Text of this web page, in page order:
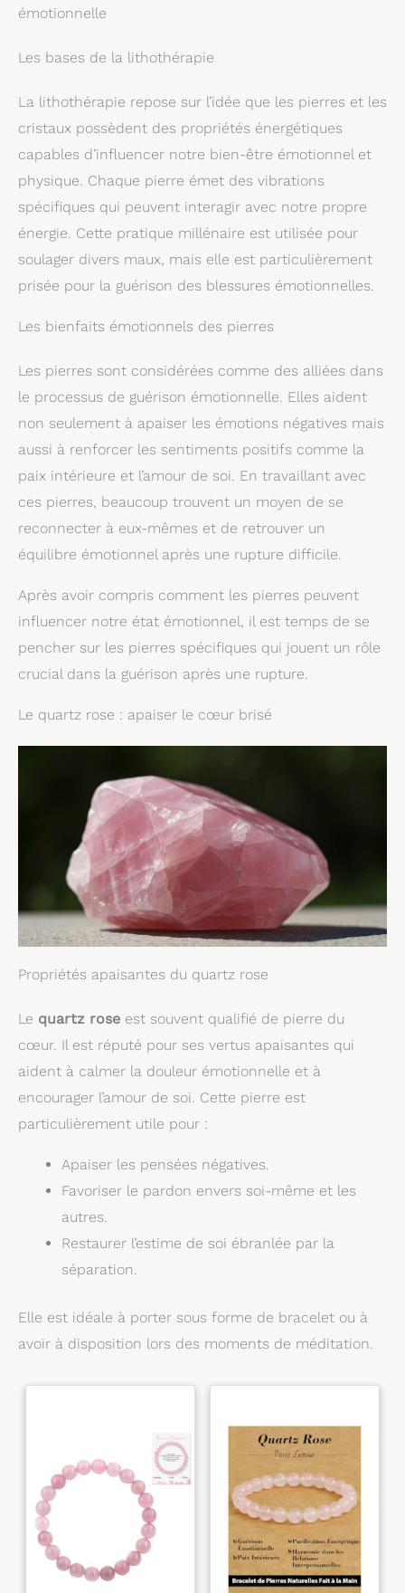
émotionnelle
Les bases de la lithothérapie
La lithothérapie repose sur l’idée que les pierres et les
cristaux possèdent des propriétés énergétiques
capables d’influencer notre bien-être émotionnel et
physique. Chaque pierre émet des vibrations
spécifiques qui peuvent interagir avec notre propre
énergie. Cette pratique millénaire est utilisée pour
soulager divers maux, mais elle est particulièrement
prisée pour la guérison des blessures émotionnelles.
Les bienfaits émotionnels des pierres
Les pierres sont considérées comme des alliées dans
le processus de guérison émotionnelle. Elles aident
non seulement à apaiser les émotions négatives mais
aussi à renforcer les sentiments positifs comme la
paix intérieure et l’amour de soi. En travaillant avec
ces pierres, beaucoup trouvent un moyen de se
reconnecter à eux-mêmes et de retrouver un
équilibre émotionnel après une rupture difficile.
Après avoir compris comment les pierres peuvent
influencer notre état émotionnel, il est temps de se
pencher sur les pierres spécifiques qui jouent un rôle
crucial dans la guérison après une rupture.
Le quartz rose : apaiser le cœur brisé
Propriétés apaisantes du quartz rose
Le quartz rose est souvent qualifié de pierre du
cœur. Il est réputé pour ses vertus apaisantes qui
aident à calmer la douleur émotionnelle et à
encourager l’amour de soi. Cette pierre est
particulièrement utile pour :
Apaiser les pensées négatives.
Favoriser le pardon envers soi-même et les
autres.
Restaurer l’estime de soi ébranlée par la
séparation.
Elle est idéale à porter sous forme de bracelet ou à
avoir à disposition lors des moments de méditation.